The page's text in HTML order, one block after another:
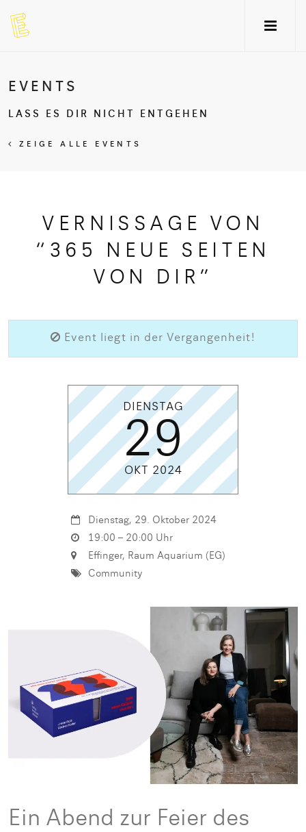
EVENTS
LASS ES DIR NICHT ENTGEHEN
ZEIGE ALLE EVENTS
VERNISSAGE VON
“365 NEUE SEITEN
VON DIR”
Event liegt in der Vergangenheit!
DIENSTAG
29
OKT 2024
Dienstag, 29. Oktober 2024
19:00 – 20:00 Uhr
Effinger, Raum Aquarium (EG)
Community
Ein Abend zur Feier des